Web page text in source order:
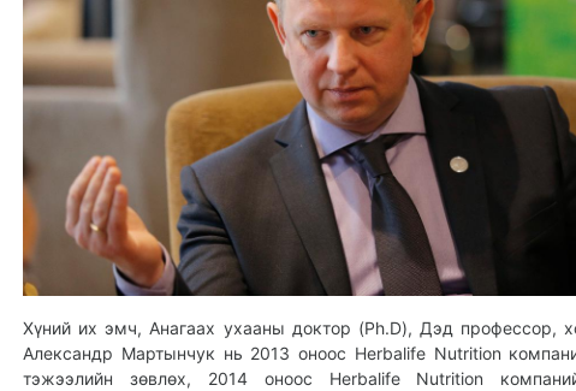
Хүний их эмч, Анагаах ухааны доктор (Ph.D), Дэд профессор,
Александр Мартынчук нь 2013 оноос Herbalife Nutrition
тэжээлийн зөвлөх, 2014 оноос Herbalife Nutrition